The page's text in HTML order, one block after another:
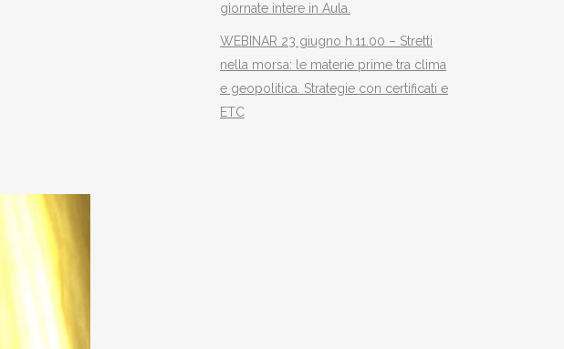
giornate intere in Aula.
WEBINAR 23 giugno h.11.00 – Stretti
nella morsa: le materie prime tra clima
e geopolitica. Strategie con certificati e
ETC